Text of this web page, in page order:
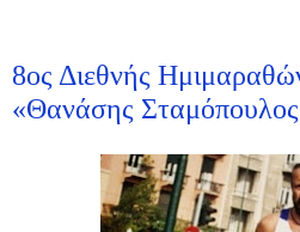
8ος Διεθνής
«Θανάσης